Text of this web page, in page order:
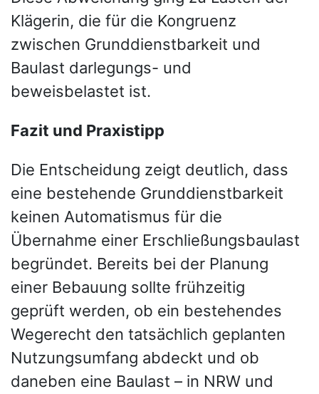
Klägerin, die für die Kongruenz
zwischen Grunddienstbarkeit und
Baulast darlegungs- und
beweisbelastet ist.
Fazit und Praxistipp
Die Entscheidung zeigt deutlich, dass
eine bestehende Grunddienstbarkeit
keinen Automatismus für die
Übernahme einer Erschließungsbaulast
begründet. Bereits bei der Planung
einer Bebauung sollte frühzeitig
geprüft werden, ob ein bestehendes
Wegerecht den tatsächlich geplanten
Nutzungsumfang abdeckt und ob
daneben eine Baulast – in NRW und